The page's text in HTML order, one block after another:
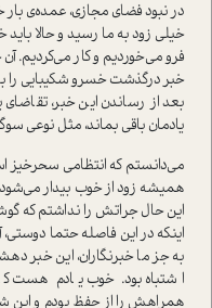
در نبود فضای مجازی، عمده‌ی
خیلی زود به ما رسید و حالا
فرو می‌خوردیم و کار می‌کردیم.
خبر درگذشت خسرو شکیبایی را
بعد از رساندن این خبر،
یادمان باقی بماند، مثل نوعی
می‌دانستم که انتظامی
همیشه زود از خوب بیدار
این حال جراتش را نداشتم که
اینکه در این فاصله حتما
به جز ما خبرنگاران، این خبر
اشتباه بود. خوب یادم هست
همراهش را از حفظ بودم و این